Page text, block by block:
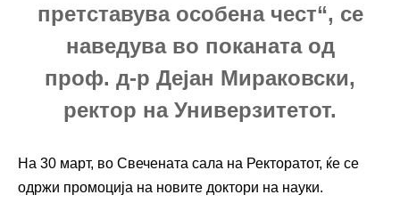
претставува особена чест“, се
наведува во поканата од
проф. д-р Дејан Мираковски,
ректор на Универзитетот.
На 30 март, во Свечената сала на Ректоратот, ќе се
одржи промоција на новите доктори на науки.